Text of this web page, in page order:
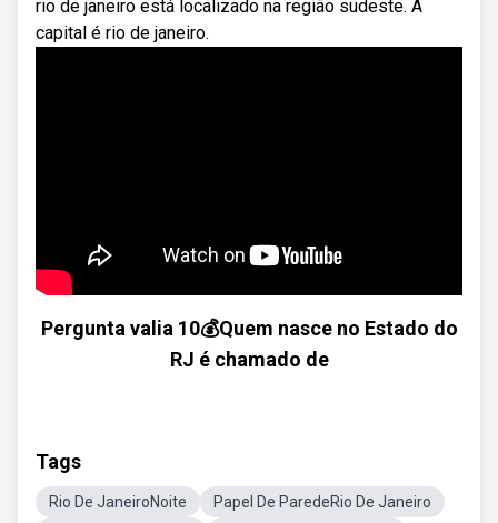
rio de janeiro está localizado na região sudeste. A
capital é rio de janeiro.
Pergunta valia 10💰Quem nasce no Estado do
RJ é chamado de
Tags
Rio De JaneiroNoite
Papel De ParedeRio De Janeiro